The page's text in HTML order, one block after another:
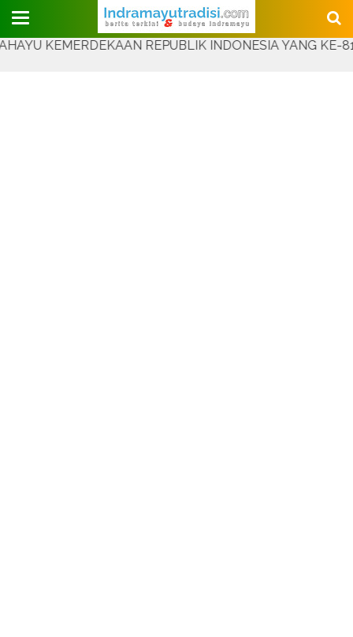
Judul Website
KEMERDEKAAN REPUBLIK INDONESIA YANG KE-81